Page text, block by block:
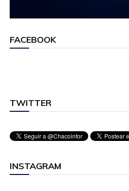
FACEBOOK
TWITTER
INSTAGRAM